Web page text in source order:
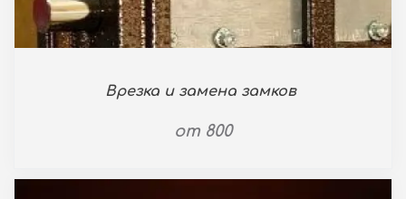
Врезка и замена замков
от 800